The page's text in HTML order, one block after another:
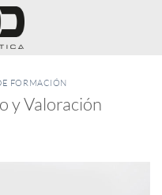
FORMACIÓN
y Valoración